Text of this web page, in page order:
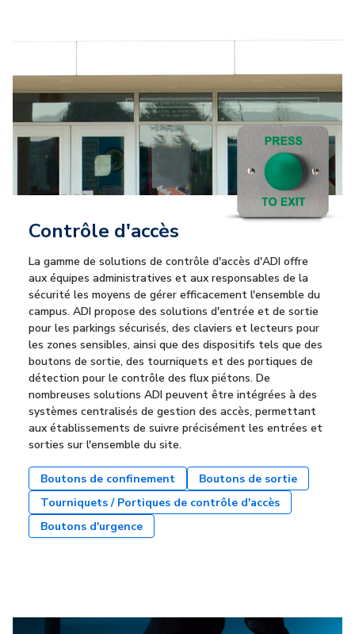
Contrôle d'accès
La gamme de solutions de contrôle d'accès d'ADI offre
aux équipes administratives et aux responsables de la
sécurité les moyens de gérer efficacement l'ensemble du
campus. ADI propose des solutions d'entrée et de sortie
pour les parkings sécurisés, des claviers et lecteurs pour
les zones sensibles, ainsi que des dispositifs tels que des
boutons de sortie, des tourniquets et des portiques de
détection pour le contrôle des flux piétons. De
nombreuses solutions ADI peuvent être intégrées à des
systèmes centralisés de gestion des accès, permettant
aux établissements de suivre précisément les entrées et
sorties sur l'ensemble du site.
Boutons de confinement
Boutons de sortie
Tourniquets / Portiques de contrôle d'accès
Boutons d'urgence